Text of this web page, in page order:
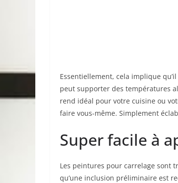
Essentiellement, cela implique
peut supporter des températures
rend idéal pour votre cuisine ou
faire vous-même. Simplement
Super facile à
Les peintures pour carrelage sont
qu’une inclusion préliminaire est